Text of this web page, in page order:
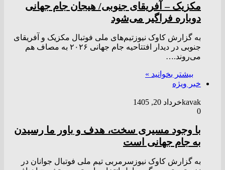
مکزیک – آفریقای جنوبی/ هیجان جام جهانی
دوباره فراگیر می‌شود
به گزارش کاوک نیوزتیم‌های ملی فوتبال مکزیک و آفریقای
جنوبی در دیدار افتتاحیه جام جهانی ۲۰۲۶ به مصاف هم
می‌روند.…
بیشتر بخوانید »
خبر ویژه
kavakخرداد 20, 1405
0
با وجود مسیری سخت، هدف و باور ما رسیدن
به جام جهانی است
به گزارش کاوک نیوزسرمربی تیم ملی فوتبال جوانان در